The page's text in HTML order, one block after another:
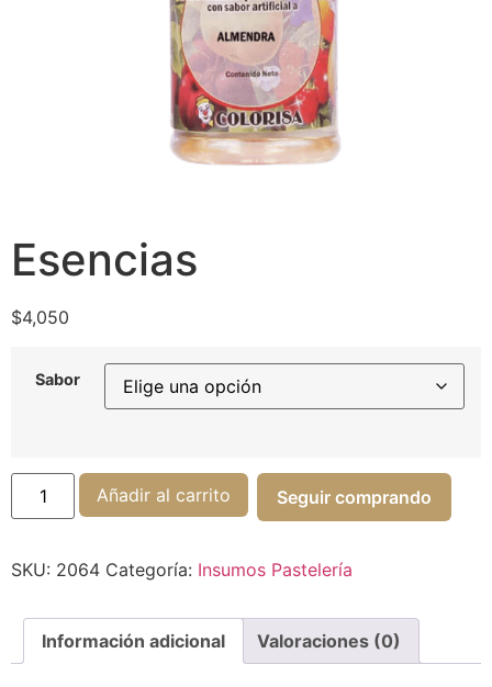
Esencias
$4,050
Sabor
Añadir al carrito Seguir comprando
SKU: 2064 Categoría: Insumos Pastelería
Información adicional Valoraciones (0)